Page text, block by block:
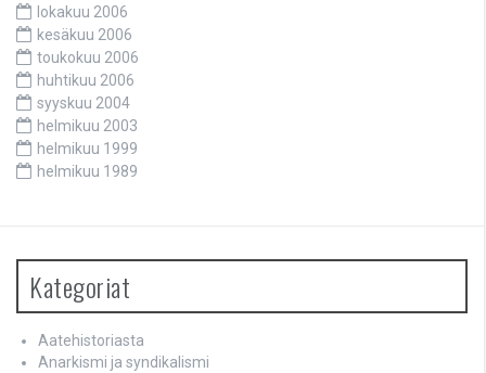
lokakuu 2006
kesäkuu 2006
toukokuu 2006
huhtikuu 2006
syyskuu 2004
helmikuu 2003
helmikuu 1999
helmikuu 1989
Kategoriat
Aatehistoriasta
Anarkismi ja syndikalismi